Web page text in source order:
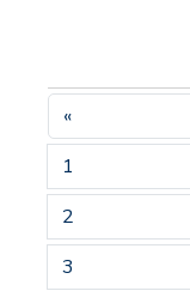
«
1
2
3